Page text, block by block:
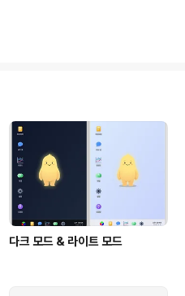
다크 모드 & 라이트 모드